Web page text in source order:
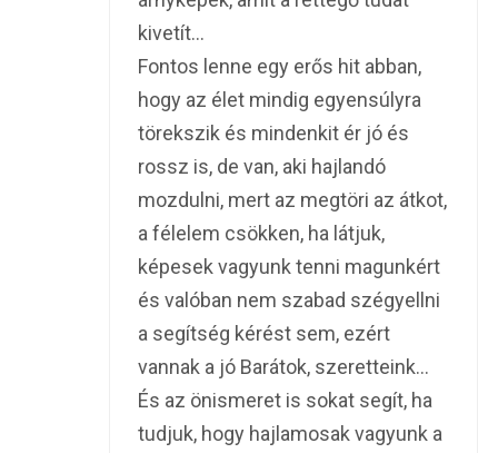
kivetít…
Fontos lenne egy erős hit abban,
hogy az élet mindig egyensúlyra
törekszik és mindenkit ér jó és
rossz is, de van, aki hajlandó
mozdulni, mert az megtöri az átkot,
a félelem csökken, ha látjuk,
képesek vagyunk tenni magunkért
és valóban nem szabad szégyellni
a segítség kérést sem, ezért
vannak a jó Barátok, szeretteink…
És az önismeret is sokat segít, ha
tudjuk, hogy hajlamosak vagyunk a